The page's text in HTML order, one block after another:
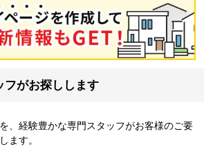
フがお探しします
、経験豊かな専門スタッフがお客様のご要
ます。